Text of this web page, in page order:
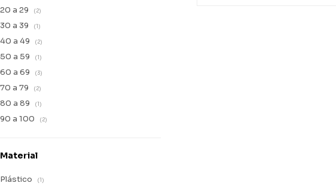
20 a 29 (2)
30 a 39 (1)
40 a 49 (2)
50 a 59 (1)
60 a 69 (3)
70 a 79 (2)
80 a 89 (1)
90 a 100 (2)
Material
Plástico (1)